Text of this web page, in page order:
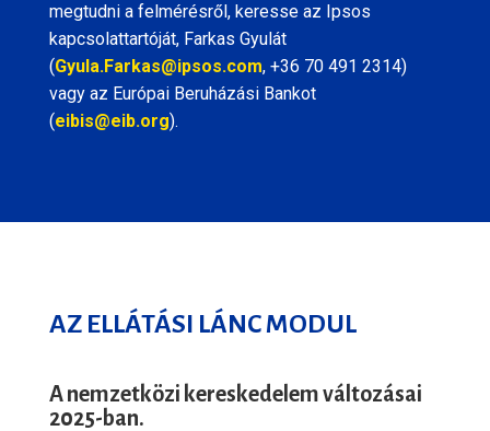
megtudni a felmérésről, keresse az Ipsos
kapcsolattartóját, Farkas Gyulát
(Gyula.Farkas@ipsos.com, +36 70 491 2314)
vagy az Európai Beruházási Bankot
(eibis@eib.org).
AZ ELLÁTÁSI LÁNC MODUL
A nemzetközi kereskedelem változásai
2025-ban.